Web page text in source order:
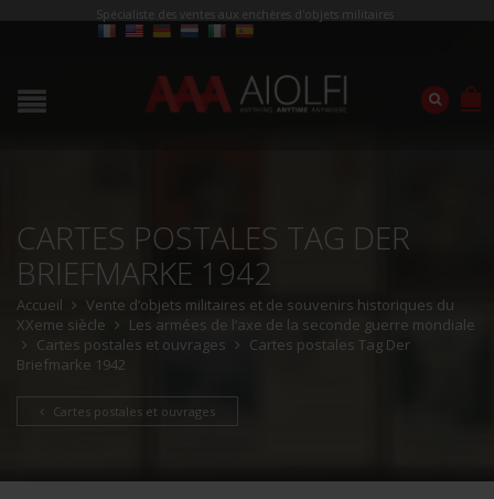
Spécialiste des ventes aux enchères d'objets militaires
CARTES POSTALES TAG DER
BRIEFMARKE 1942
Accueil
Vente d’objets militaires et de souvenirs historiques du
XXeme siècle
Les armées de l’axe de la seconde guerre mondiale
Cartes postales et ouvrages
Cartes postales Tag Der
Briefmarke 1942
Cartes postales et ouvrages